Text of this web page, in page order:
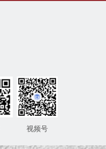
视频号